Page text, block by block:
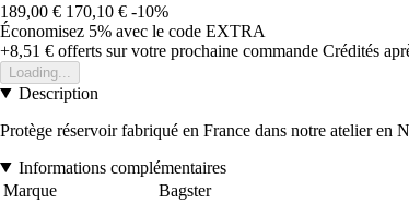
189,00 € 170,10 € -10%
Économisez 5% avec le code EXTRA
+8,51 € offerts sur votre prochaine commande Crédités
Loading...
Description
Protège réservoir fabriqué en France dans notre atelier
Informations complémentaires
Marque
Bagster